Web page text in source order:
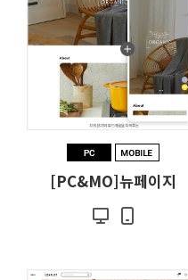
[PC&MO]뉴페이지